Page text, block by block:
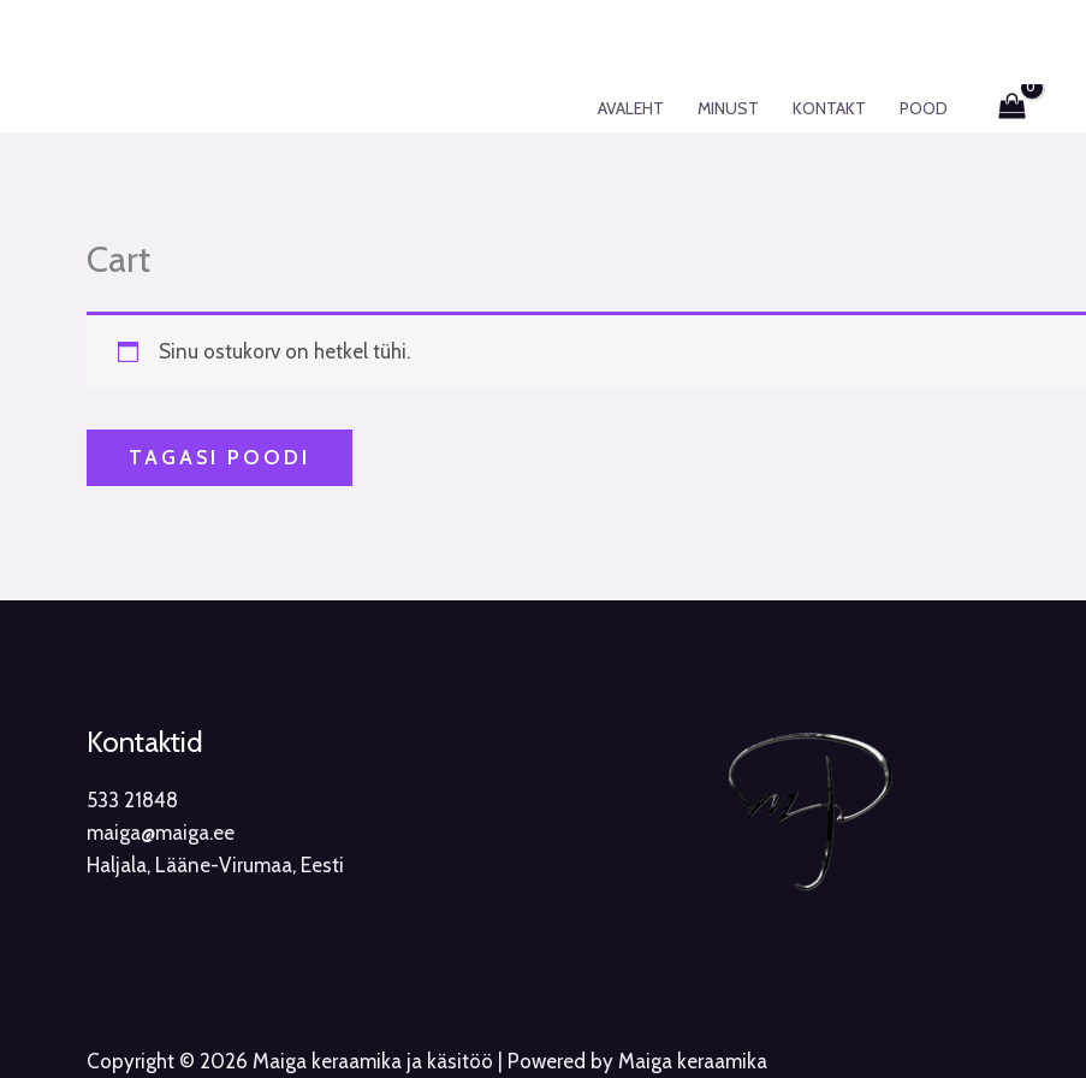
AVALEHT MINUST KONTAKT POOD
Cart
Sinu ostukorv on hetkel tühi.
TAGASI POODI
Kontaktid
533 21848
maiga@maiga.ee
Haljala, Lääne-Virumaa, Eesti
Copyright © 2026 Maiga keraamika ja käsitöö | Powered by Maiga keraamika